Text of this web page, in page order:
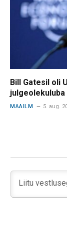
Bill Gatesil oli
julgeolekuluba
MAAILM 5. aug.